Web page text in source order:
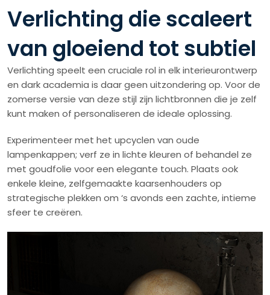
Verlichting die scaleert
van gloeiend tot subtiel
Verlichting speelt een cruciale rol in elk interieurontwerp
en dark academia is daar geen uitzondering op. Voor de
zomerse versie van deze stijl zijn lichtbronnen die je zelf
kunt maken of personaliseren de ideale oplossing.
Experimenteer met het upcyclen van oude
lampenkappen; verf ze in lichte kleuren of behandel ze
met goudfolie voor een elegante touch. Plaats ook
enkele kleine, zelfgemaakte kaarsenhouders op
strategische plekken om ‘s avonds een zachte, intieme
sfeer te creëren.